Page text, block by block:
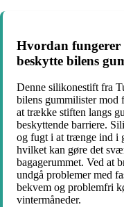
Hvordan fungerer
beskytte bilens
Denne silikonestift fra
bilens gummilister mod
at trække stiften langs
beskyttende barriere.
og fugt i at trænge ind i
hvilket kan gøre det
bagagerummet. Ved at
undgå problemer med
bekvem og problemfri
vintermåneder.